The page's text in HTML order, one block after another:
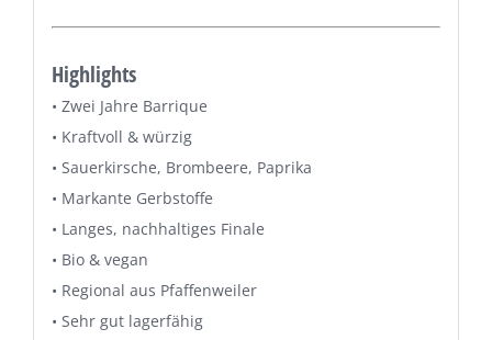
Highlights
• Zwei Jahre Barrique
• Kraftvoll & würzig
• Sauerkirsche, Brombeere, Paprika
• Markante Gerbstoffe
• Langes, nachhaltiges Finale
• Bio & vegan
• Regional aus Pfaffenweiler
• Sehr gut lagerfähig